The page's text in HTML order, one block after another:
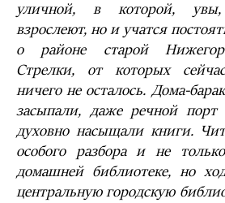
уличной, в которой,
взрослеют, но и учатся
о районе старой
Стрелки, от которых
ничего не осталось. Дома-
засыпали, даже речной порт
духовно насыщали книги.
особого разбора и не
домашней библиотеке, но
центральную городскую